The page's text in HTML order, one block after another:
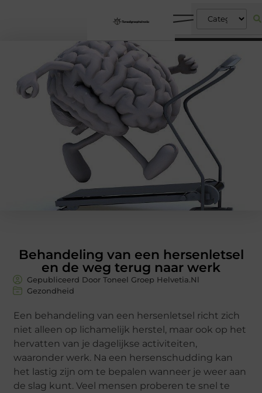
Behandeling van een hersenletsel
en de weg terug naar werk
Gepubliceerd Door Toneel Groep Helvetia.nl
Gezondheid
Een behandeling van een hersenletsel richt zich
niet alleen op lichamelijk herstel, maar ook op het
hervatten van je dagelijkse activiteiten,
waaronder werk. Na een hersenschudding kan
het lastig zijn om te bepalen wanneer je weer aan
de slag kunt. Veel mensen proberen te snel te